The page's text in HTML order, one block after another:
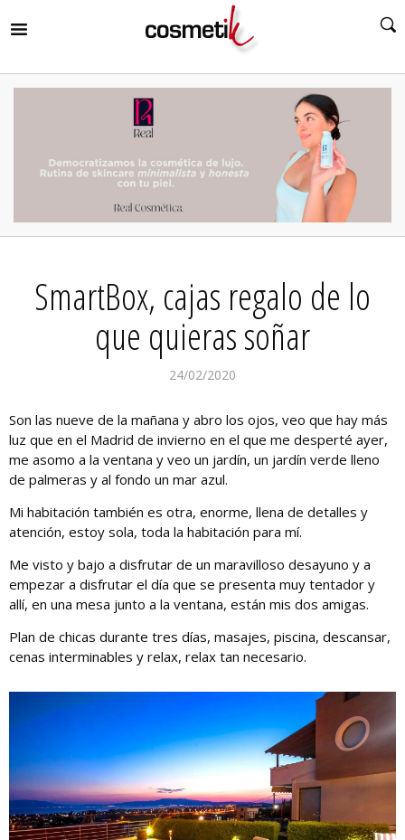
SmartBox, cajas regalo de lo
que quieras soñar
24/02/2020
Son las nueve de la mañana y abro los ojos, veo que hay más
luz que en el Madrid de invierno en el que me desperté ayer,
me asomo a la ventana y veo un jardín, un jardín verde lleno
de palmeras y al fondo un mar azul.
Mi habitación también es otra, enorme, llena de detalles y
atención, estoy sola, toda la habitación para mí.
Me visto y bajo a disfrutar de un maravilloso desayuno y a
empezar a disfrutar el día que se presenta muy tentador y
allí, en una mesa junto a la ventana, están mis dos amigas.
Plan de chicas durante tres días, masajes, piscina, descansar,
cenas interminables y relax, relax tan necesario.